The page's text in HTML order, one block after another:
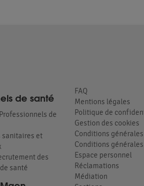
de santé
de
sanitaires et
des
santé
FAQ
Mentions légales
Politique de
Gestion des cookies
Conditions
Conditions
Espace personnel
Réclamations
Médiation